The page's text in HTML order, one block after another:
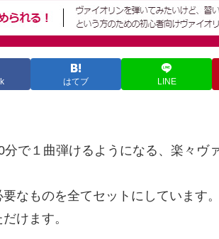
はてブ LINE
で１曲弾けるようになる、楽々ヴ
なものを全てセットにしています。
けます。